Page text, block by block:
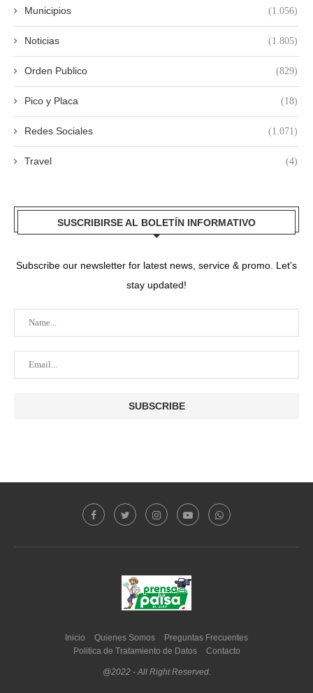
Municipios (1.056)
Noticias (1.805)
Orden Publico (829)
Pico y Placa (18)
Redes Sociales (1.071)
Travel (4)
SUSCRIBIRSE AL BOLETÍN INFORMATIVO
Subscribe our newsletter for latest news, service & promo. Let's
stay updated!
Inicio Quienes Somos
Preguntas Frecuentes
Politica de Tratamiento de Datos
Contacto
@2022 - All Right Reserved.